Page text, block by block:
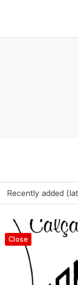
Recently added
Close